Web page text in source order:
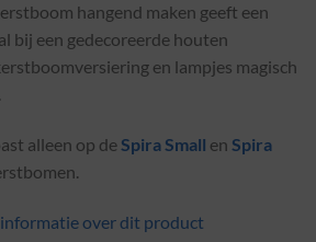
hangend maken geeft een
bij een gedecoreerde houten
en lampjes magisch
alleen op deSpira Small en Spira
over dit product